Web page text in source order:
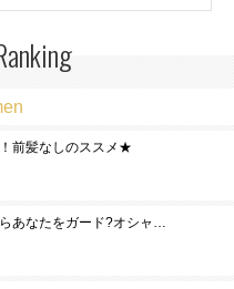
前髪なしのススメ★
あなたをガード?オシャ…